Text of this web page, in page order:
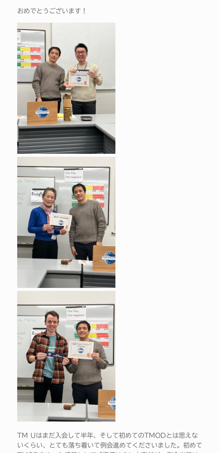
おめでとうございます！
TM Uはまだ入会して半年、そして初めてのTMODとは思えな
いくらい、とても落ち着いて例会進めてくださいました。初めて